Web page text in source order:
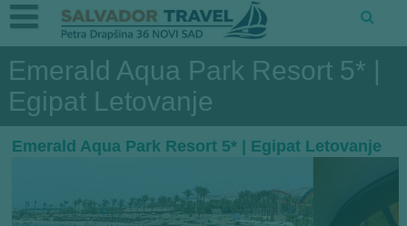
Emerald Aqua Park Resort 5* |
Egipat Letovanje
Emerald Aqua Park Resort 5* | Egipat Letovanje